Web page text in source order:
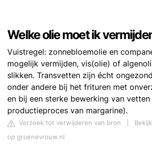
Welke olie moet ik
Vuistregel: zonnebloemolie en
mogelijk vermijden, vis(olie) of
slikken. Transvetten zijn écht
onder andere bij het frituren met
en bij een sterke bewerking van
productieproces van margarine).
Verzoek tot verwijderen van bron
op groenevrouw.nl